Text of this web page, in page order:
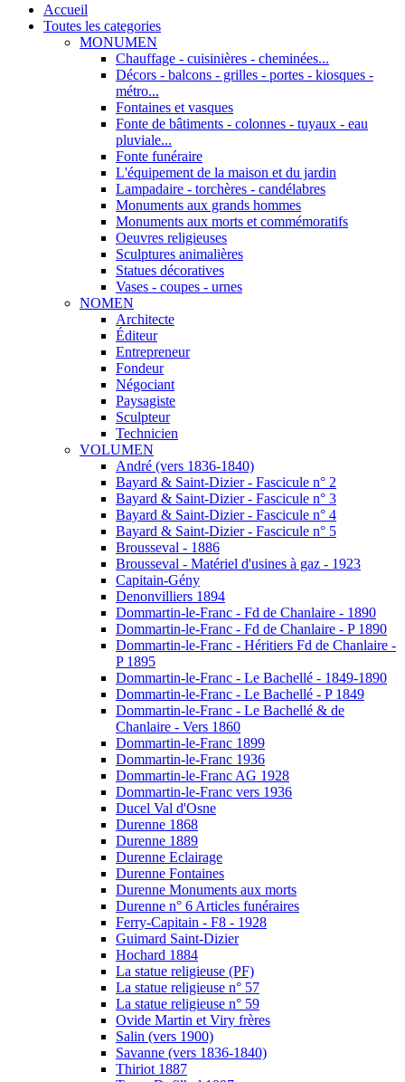
Accueil
Toutes les categories
MONUMEN
Chauffage - cuisinières - cheminées...
Décors - balcons - grilles - portes - kiosques -
métro...
Fontaines et vasques
Fonte de bâtiments - colonnes - tuyaux - eau
pluviale...
Fonte funéraire
L'équipement de la maison et du jardin
Lampadaire - torchères - candélabres
Monuments aux grands hommes
Monuments aux morts et commémoratifs
Oeuvres religieuses
Sculptures animalières
Statues décoratives
Vases - coupes - urnes
NOMEN
Architecte
Éditeur
Entrepreneur
Fondeur
Négociant
Paysagiste
Sculpteur
Technicien
VOLUMEN
André (vers 1836-1840)
Bayard & Saint-Dizier - Fascicule n° 2
Bayard & Saint-Dizier - Fascicule n° 3
Bayard & Saint-Dizier - Fascicule n° 4
Bayard & Saint-Dizier - Fascicule n° 5
Brousseval - 1886
Brousseval - Matériel d'usines à gaz - 1923
Capitain-Gény
Denonvilliers 1894
Dommartin-le-Franc - Fd de Chanlaire - 1890
Dommartin-le-Franc - Fd de Chanlaire - P 1890
Dommartin-le-Franc - Héritiers Fd de Chanlaire -
P 1895
Dommartin-le-Franc - Le Bachellé - 1849-1890
Dommartin-le-Franc - Le Bachellé - P 1849
Dommartin-le-Franc - Le Bachellé & de
Chanlaire - Vers 1860
Dommartin-le-Franc 1899
Dommartin-le-Franc 1936
Dommartin-le-Franc AG 1928
Dommartin-le-Franc vers 1936
Ducel Val d'Osne
Durenne 1868
Durenne 1889
Durenne Eclairage
Durenne Fontaines
Durenne Monuments aux morts
Durenne n° 6 Articles funéraires
Ferry-Capitain - F8 - 1928
Guimard Saint-Dizier
Hochard 1884
La statue religieuse (PF)
La statue religieuse n° 57
La statue religieuse n° 59
Ovide Martin et Viry frères
Salin (vers 1900)
Savanne (vers 1836-1840)
Thiriot 1887